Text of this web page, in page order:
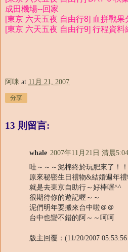
成田機場--回家
[東京 六天五夜 自由行8] 血拼戰果
[東京 六天五夜 自由行9] 行程資料
阿咪 at 11月 21, 2007
分享
13 則留言:
whale 2007年11月21日 清晨5:04
哇～～～泥棉終於玩肥來了！！
原來秘密生日禮物&結婚週年禮
就是去東京自助行～好棒喔^^
很期待你的遊記喔～～
泥們明年要搬來台中啦＠＠
台中也蠻不錯的阿～～呵呵
版主回覆：(11/20/2007